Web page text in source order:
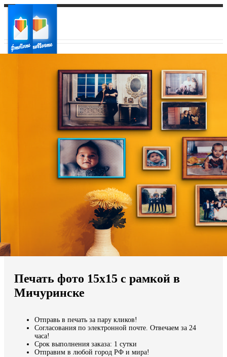
Ваш регион доставки
Выберите из списка:
Мы доставляем по всему миру
Продолжить без города
Печать фото 15х15 с рамкой в
Мичуринске
Отправь в печать за пару кликов!
Согласования по электронной почте. Отвечаем за 24
часа!
Срок выполнения заказа: 1 сутки
Отправим в любой город РФ и мира!